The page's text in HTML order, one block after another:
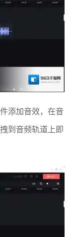
添加音效，在音
到音频轨道上即